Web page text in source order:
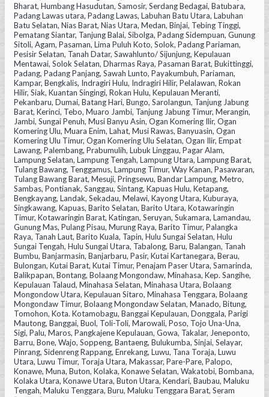
Bharat, Humbang Hasudutan, Samosir, Serdang Bedagai, Batubara,
Padang Lawas utara, Padang Lawas, Labuhan Batu Utara, Labuhan
Batu Selatan, Nias Barat, Nias Utara, Medan, Binjai, Tebing Tinggi,
Pematang Siantar, Tanjung Balai, Sibolga, Padang Sidempuan, Gunung
Sitoli, Agam, Pasaman, Lima Puluh Koto, Solok, Padang Pariaman,
Pesisir Selatan, Tanah Datar, Sawahlunto/ Sijunjung, Kepulauan
Mentawai, Solok Selatan, Dharmas Raya, Pasaman Barat, Bukittinggi,
Padang, Padang Panjang, Sawah Lunto, Payakumbuh, Pariaman,
Kampar, Bengkalis, Indragiri Hulu, Indragiri Hilir, Pelalawan, Rokan
Hilir, Siak, Kuantan Singingi, Rokan Hulu, Kepulauan Meranti,
Pekanbaru, Dumai, Batang Hari, Bungo, Sarolangun, Tanjung Jabung
Barat, Kerinci, Tebo, Muaro Jambi, Tanjung Jabung Timur, Merangin,
Jambi, Sungai Penuh, Musi Banyu Asin, Ogan Komering Ilir, Ogan
Komering Ulu, Muara Enim, Lahat, Musi Rawas, Banyuasin, Ogan
Komering Ulu Timur, Ogan Komering Ulu Selatan, Ogan Ilir, Empat
Lawang, Palembang, Prabumulih, Lubuk Linggau, Pagar Alam,
Lampung Selatan, Lampung Tengah, Lampung Utara, Lampung Barat,
Tulang Bawang, Tenggamus, Lampung Timur, Way Kanan, Pasawaran,
Tulang Bawang Barat, Mesuji, Pringsewu, Bandar Lampung, Metro,
Sambas, Pontianak, Sanggau, Sintang, Kapuas Hulu, Ketapang,
Bengkayang, Landak, Sekadau, Melawi, Kayong Utara, Kuburaya,
Singkawang, Kapuas, Barito Selatan, Barito Utara, Kotawaringin
Timur, Kotawaringin Barat, Katingan, Seruyan, Sukamara, Lamandau,
Gunung Mas, Pulang Pisau, Murung Raya, Barito Timur, Palangka
Raya, Tanah Laut, Barito Kuala, Tapin, Hulu Sungai Selatan, Hulu
Sungai Tengah, Hulu Sungai Utara, Tabalong, Baru, Balangan, Tanah
Bumbu, Banjarmasin, Banjarbaru, Pasir, Kutai Kartanegara, Berau,
Bulongan, Kutai Barat, Kutai Timur, Penajam Paser Utara, Samarinda,
Balikpapan, Bontang, Bolaang Mongondaw, Minahasa, Kep. Sangihe,
Kepulauan Talaud, Minahasa Selatan, Minahasa Utara, Bolaang
Mongondow Utara, Kepulauan Sitaro, Minahasa Tenggara, Bolaang
Mongondaw Timur, Bolaang Mongondaw Selatan, Manado, Bitung,
Tomohon, Kota. Kotamobagu, Banggai Kepulauan, Donggala, Parigi
Mautong, Banggai, Buol, Toli-Toli, Marowali, Poso, Tojo Una-Una,
Sigi, Palu, Maros, Pangkajene Kepulauan, Gowa, Takalar, Jeneponto,
Barru, Bone, Wajo, Soppeng, Bantaeng, Bulukumba, Sinjai, Selayar,
Pinrang, Sidenreng Rappang, Enrekang, Luwu, Tana Toraja, Luwu
Utara, Luwu Timur, Toraja Utara, Makassar, Pare-Pare, Palopo,
Konawe, Muna, Buton, Kolaka, Konawe Selatan, Wakatobi, Bombana,
Kolaka Utara, Konawe Utara, Buton Utara, Kendari, Baubau, Maluku
Tengah, Maluku Tenggara, Buru, Maluku Tenggara Barat, Seram